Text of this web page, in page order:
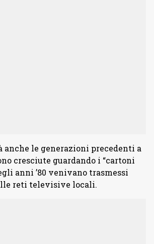
anche le generazioni precedenti a
cresciute guardando i “cartoni
anni ’80 venivano trasmessi
reti televisive locali.